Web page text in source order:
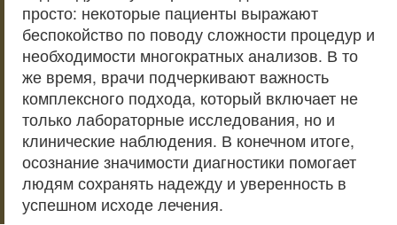
просто: некоторые пациенты выражают
беспокойство по поводу сложности процедур и
необходимости многократных анализов. В то
же время, врачи подчеркивают важность
комплексного подхода, который включает не
только лабораторные исследования, но и
клинические наблюдения. В конечном итоге,
осознание значимости диагностики помогает
людям сохранять надежду и уверенность в
успешном исходе лечения.